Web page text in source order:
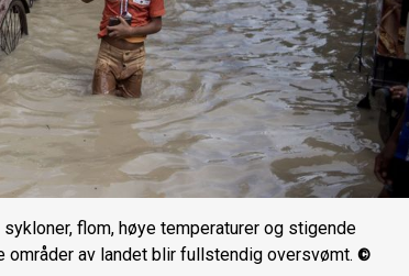
flom, høye temperaturer og stigende
områder av landet blir fullstendig oversvømt. ©